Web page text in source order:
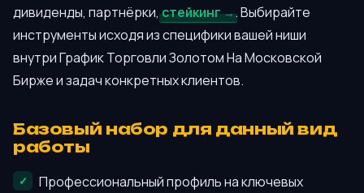
дивиденды, партнёрки,стейкинг
. Выбирайте
инструменты исходя из специфики вашей ниши
внутри График Торговли Золотом На Московской
Бирже и задач конкретных клиентов.
Базовый набор для данный вид
работы
Профессиональный профиль на ключевых